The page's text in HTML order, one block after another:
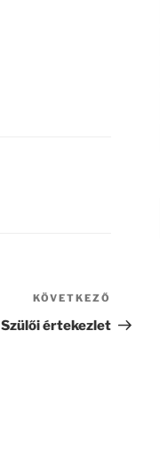
KÖVETKEZŐ
Szülői értekezlet